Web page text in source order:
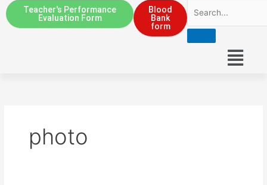
Teacher's Performance
Evaluation Form
Blood
Bank
form
Menu
photo